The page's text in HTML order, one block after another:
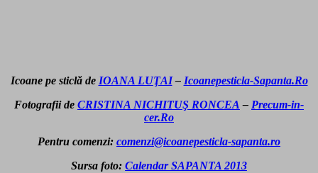
Icoane pe sticlă de IOANA LUŢAI– Icoanepesticla-Sapanta.Ro
Fotografii de CRISTINA NICHITUŞ RONCEA – Precum-in-
cer.Ro
Pentru comenzi: comenzi@icoanepesticla-sapanta.ro
Sursa foto: Calendar SAPANTA 2013